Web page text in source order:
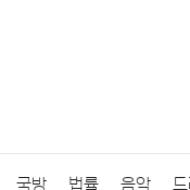
국방 법률 음악